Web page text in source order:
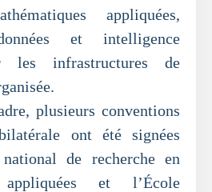
appliquées,
et intelligence
les infrastructures de
plusieurs conventions
ont été signées
de recherche en
appliquées et l’École